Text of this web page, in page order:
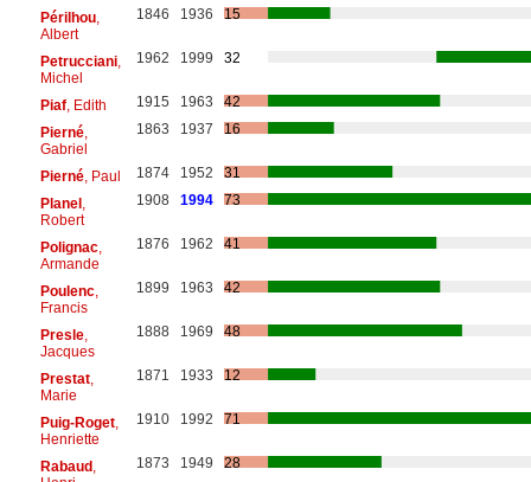
Périlhou,
Albert
1846 1936 15
Petrucciani,
Michel
1962 1999 32
Piaf, Edith 1915 1963
42
Pierné,
Gabriel
1863 1937 16
Pierné, Paul 1874 1952
31
Planel,
Robert
1908 1994 73
Polignac,
Armande
1876 1962 41
Poulenc,
Francis
1899 1963 42
Presle,
Jacques
1888 1969 48
Prestat,
Marie
1871 1933 12
Puig-Roget,
Henriette
1910 1992 71
Rabaud,
1873 1949 28